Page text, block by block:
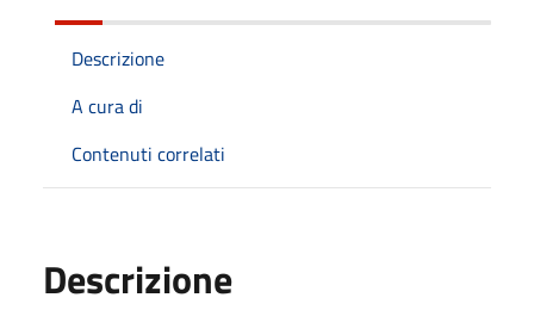
Descrizione
A cura di
Contenuti correlati
Descrizione